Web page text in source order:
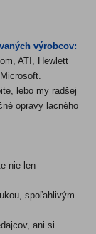
výrobcov:
ATI, Hewlett
lebo my radšej
opravy lacného
nie len
spoľahlivým
ani si